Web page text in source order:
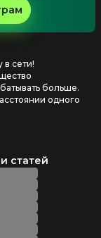
в сети!
больше.
одного
статей